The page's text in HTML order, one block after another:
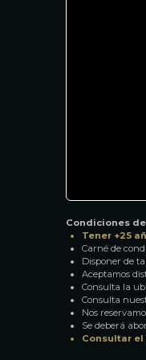
Condiciones
Tener +25
Carné de
Disponer de
Aceptamos
Consulta la
Consulta
Nos
Se deberá
Consultar